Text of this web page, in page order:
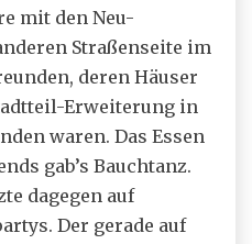
mit den Neu-
Straßenseite im
deren Häuser
Erweiterung in
waren. Das Essen
gab’s Bauchtanz.
dagegen auf
Der gerade auf